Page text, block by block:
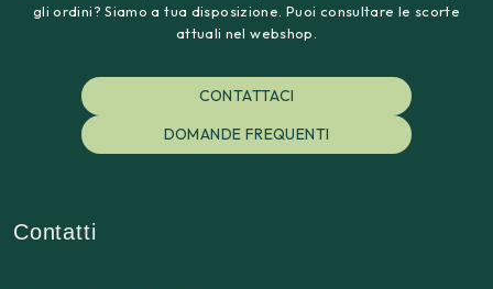
gli ordini? Siamo a tua disposizione. Puoi consultare le scorte
attuali nel webshop.
CONTATTACI
DOMANDE FREQUENTI
Contatti